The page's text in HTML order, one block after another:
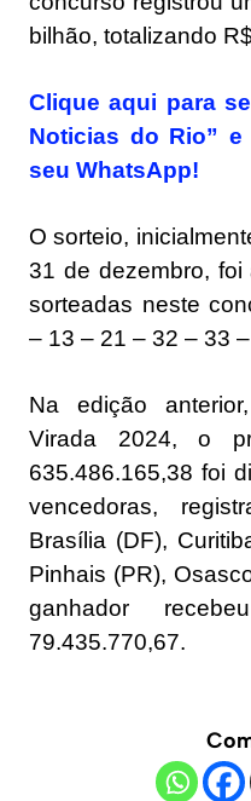
bilhão, totalizando
Clique aqui para
Noticias do Rio”
seu WhatsApp!
O sorteio,
31 de dezembro,
sorteadas neste
– 13 – 21 – 32 – 33
Na edição
Virada 2024, o
635.486.165,38 foi
vencedoras,
Brasília (DF),
Pinhais (PR),
ganhador
79.435.770,67.